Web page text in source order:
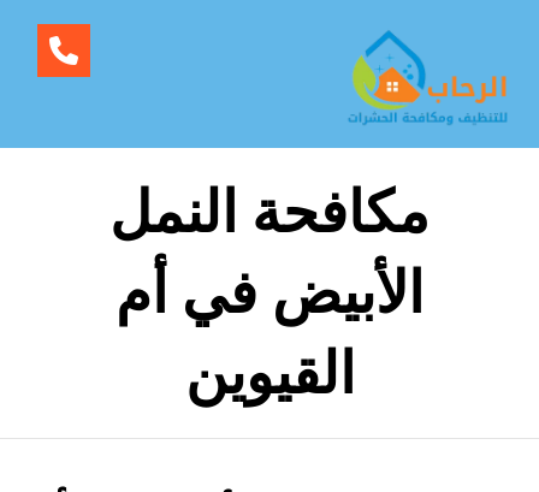
مكافحة النمل
الأبيض في أم
القيوين